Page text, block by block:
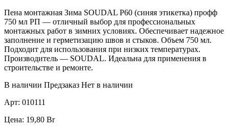
Пена монтажная Зима SOUDAL P60 (синяя этикетка) профф
750 мл РП — отличный выбор для профессиональных
монтажных работ в зимних условиях. Обеспечивает надежное
заполнение и герметизацию швов и стыков. Объем 750 мл.
Подходит для использования при низких температурах.
Производитель — SOUDAL. Идеальна для применения в
строительстве и ремонте.
В наличии Предзаказ Нет в наличии
Арт: 010111
Цена: 19,80 Br